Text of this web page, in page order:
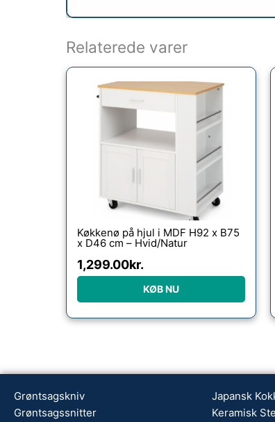
Relaterede varer
Køkkenø på hjul i MDF H92 x B75
x D46 cm – Hvid/Natur
1,299.00kr.
KØB NU
Grøntsagskniv
Grøntsagssnitter
Japansk
Keramisk